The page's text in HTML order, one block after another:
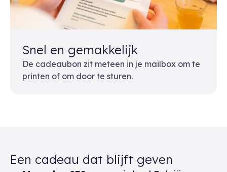
Snel en gemakkelijk
De cadeaubon zit meteen in je mailbox om te
printen of om door te sturen.
Een cadeau dat blijft geven